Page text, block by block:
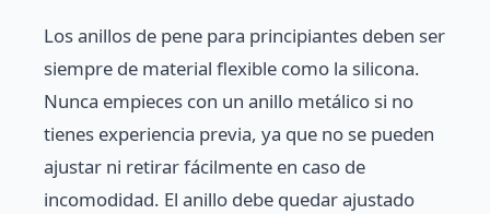
Los anillos de pene para principiantes deben ser
siempre de material flexible como la silicona.
Nunca empieces con un anillo metálico si no
tienes experiencia previa, ya que no se pueden
ajustar ni retirar fácilmente en caso de
incomodidad. El anillo debe quedar ajustado